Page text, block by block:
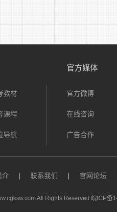
心理测试。运用标准测量表等
试。面试满分100分，时间7
试成绩低于60分的，不得录用
确定拟聘用人员和递补人员名
递补人员;若总成绩、面试成绩
示、政审、体检
教材
课程
导航
官方媒体
官方微博
在线咨询
广告合作
介 | 联系我们 | 官网论坛
All Rights Reserved 皖ICP备